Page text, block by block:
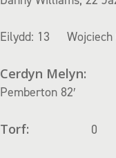
Eilydd: 13 Wojciech
Cerdyn Melyn:
Pemberton 82′
Torf: 0